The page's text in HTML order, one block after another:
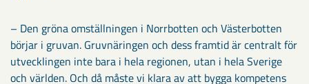
– Den gröna omställningen i Norrbotten och Västerbotten
börjar i gruvan. Gruvnäringen och dess framtid är centralt för
utvecklingen inte bara i hela regionen, utan i hela Sverige
och världen. Och då måste vi klara av att bygga kompetens